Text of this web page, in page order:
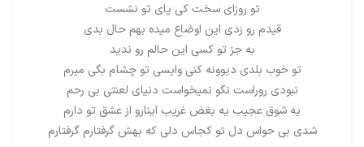
تو روزای سخت کی پای تو نشست
قیدم رو زدی این اوضاع میده بهم حال بدی
به جز تو کسی این حالم رو ندید
تو خوب بلدی دیوونه کنی وایسی تو چشام بگی میرم
نبودی روراست نگو نمیخواست دنیای لعنتی بی رحم
یه شوق عجیب یه بغض غریب اینارو از عشق تو دارم
شدی بی حواس دل تو کجاس دلی که بهش گرفتارم گرفتارم